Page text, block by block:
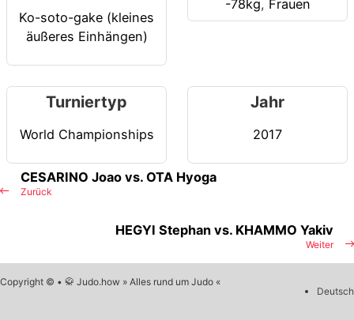
Ko-soto-gake (kleines
äußeres Einhängen)
-78kg, Frauen
Turniertyp
World Championships
Jahr
2017
Zurück
CESARINO Joao vs. OTA Hyoga
Weiter
HEGYI Stephan vs. KHAMMO Yakiv
Copyright © • 🥋 Judo.how » Alles rund um Judo «
Deutsch